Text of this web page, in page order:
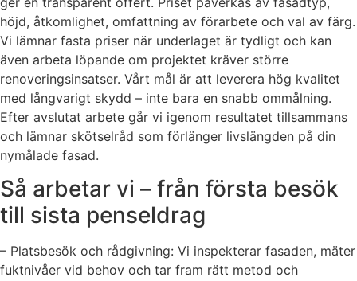
höjd, åtkomlighet, omfattning av förarbete och val av färg.
Vi lämnar fasta priser när underlaget är tydligt och kan
även arbeta löpande om projektet kräver större
renoveringsinsatser. Vårt mål är att leverera hög kvalitet
med långvarigt skydd – inte bara en snabb ommålning.
Efter avslutat arbete går vi igenom resultatet tillsammans
och lämnar skötselråd som förlänger livslängden på din
nymålade fasad.
Så arbetar vi – från första besök
till sista penseldrag
– Platsbesök och rådgivning: Vi inspekterar fasaden, mäter
fuktnivåer vid behov och tar fram rätt metod och